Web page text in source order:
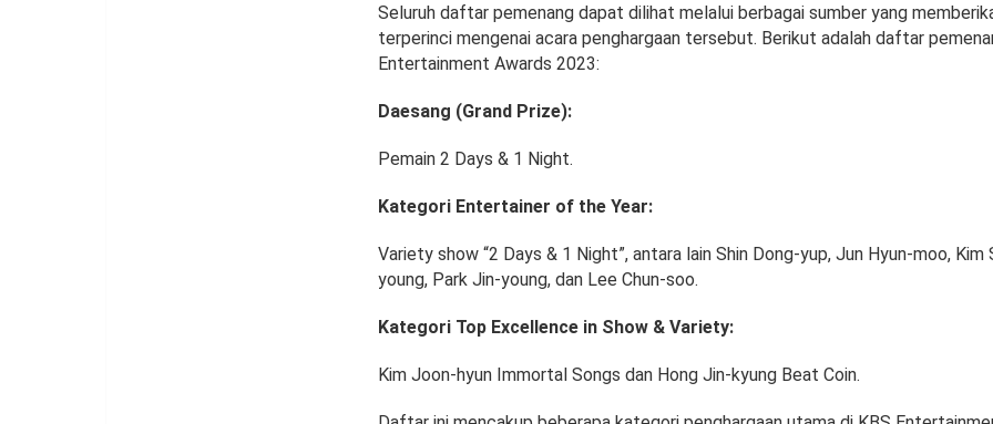
Seluruh daftar pemenang dapat dilihat melalui berbagai sumber yang
terperinci mengenai acara penghargaan tersebut. Berikut adalah daftar
Entertainment Awards 2023:
Daesang (Grand Prize):
Pemain 2 Days & 1 Night.
Kategori Entertainer of the Year:
Variety show “2 Days & 1 Night”, antara lain Shin Dong-yup, Jun Hyun-moo, Kim
young, Park Jin-young, dan Lee Chun-soo.
Kategori Top Excellence in Show & Variety:
Kim Joon-hyun Immortal Songs dan Hong Jin-kyung Beat Coin.